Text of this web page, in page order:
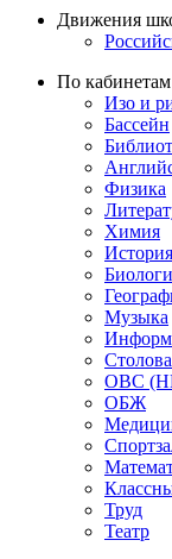
Движения
По кабинетам
Изо и
Бассейн
Физика
Химия
История
Музыка
ОВС
ОБЖ
Труд
Театр